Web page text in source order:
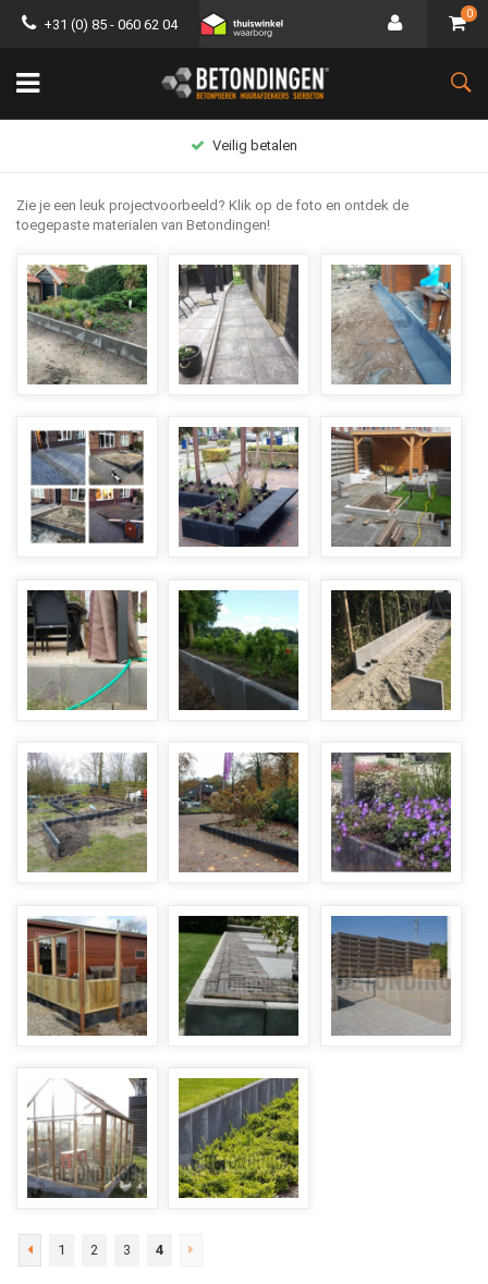
+31 (0) 85 - 060 62 04
0
Groot assortiment
Zie je een leuk projectvoorbeeld? Klik op de foto en ontdek de
toegepaste materialen van Betondingen!
1 2 3 4